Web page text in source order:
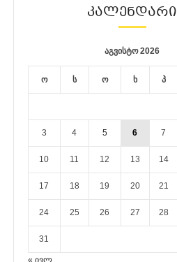
ᲙᲐᲚᲔᲜᲓᲐᲠᲘ
აგვისტო 2026
ო ს ო ხ პ
3 4 5 6 7
10 11 12 13 14
17 18 19 20 21
24 25 26 27 28
31